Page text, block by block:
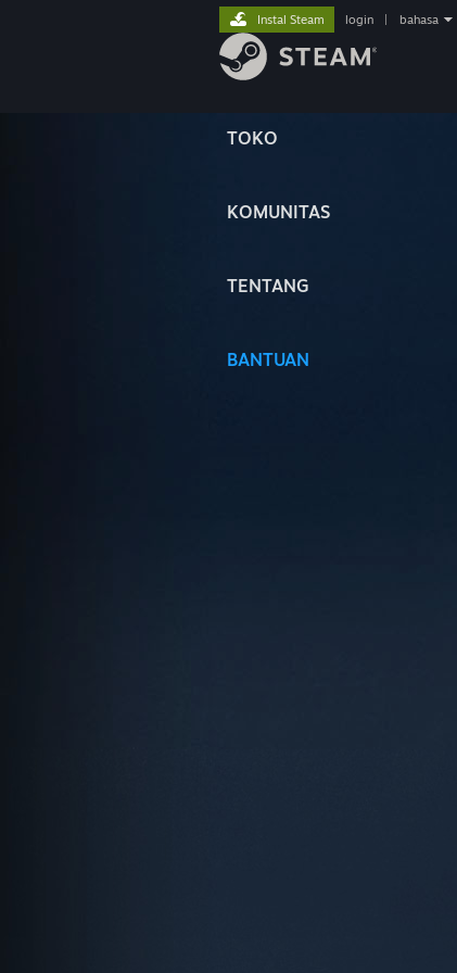
TOKO
KOMUNITAS
TENTANG
BANTUAN
Instal Steam login bahasa